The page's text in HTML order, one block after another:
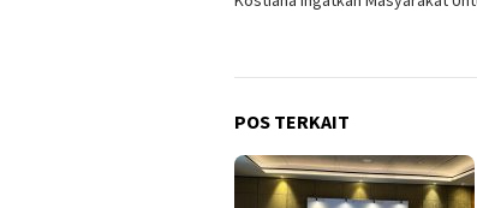
pos
POS TERKAIT